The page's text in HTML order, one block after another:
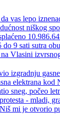
vas lepo
niškog
9 sati sutra
Vlasini
izgradnju
elektrana kod
sneg, počeo
- mladi,
mi je otvorio